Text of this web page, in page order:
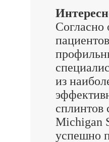
Согласно
из
сплинтов
Michigan
успешно